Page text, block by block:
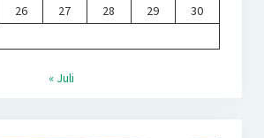
26 27 28 29
30
« Juli